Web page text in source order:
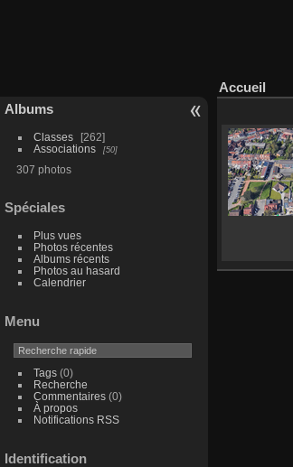
Albums
Classes
262
Associations
50
307 photos
Spéciales
Plus vues
Photos récentes
Albums récents
Photos au hasard
Calendrier
Menu
Tags(0)
Recherche
Commentaires(0)
À propos
Notifications RSS
Identification
Accueil